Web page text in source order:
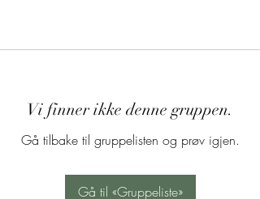
Vi finner ikke denne gruppen.
Gå tilbake til gruppelisten og prøv igjen.
Gå til «Gruppeliste»